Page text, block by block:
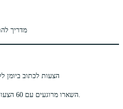
מדריך
60 הצעות לכתוב